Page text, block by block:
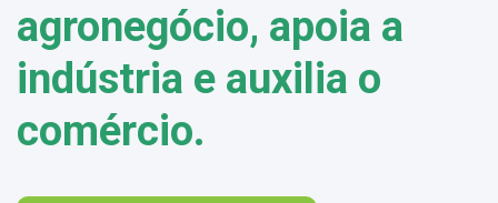
agronegócio, apoia a
indústria e auxilia o
comércio.